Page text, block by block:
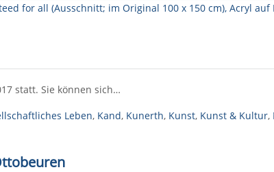
statt. Sie können sich…
Leben, Kand, Kunerth, Kunst, Kunst & Kultur,